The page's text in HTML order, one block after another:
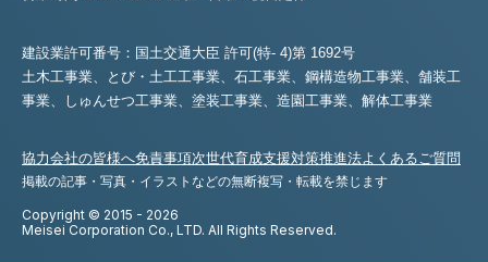
建設業許可番号：国土交通大臣 許可(特- 4)第 1692号
土木工事業、とび・土工工事業、石工事業、鋼構造物工事業、舗装工
事業、
しゅんせつ工事業、塗装工事業、造園工事業、解体工事業
協力会社の皆様へ免責事項次世代育成支援対策推進法よくあるご質問
掲載の記事・写真・イラストなどの無断複写・転載を禁じます
Copyright © 2015 - 2026
Meisei Corporation Co., LTD. All Rights Reserved.